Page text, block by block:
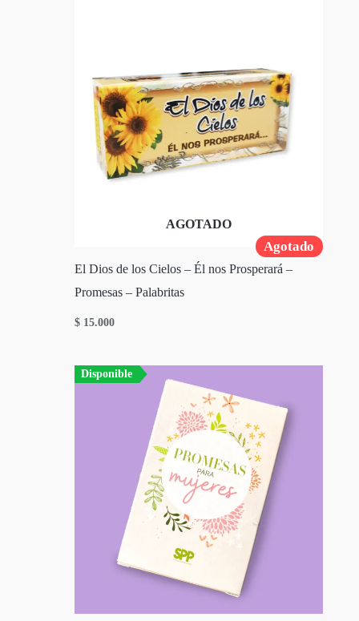
Agotado
AGOTADO
El Dios de los Cielos – Él nos Prosperará –
Promesas – Palabritas
$ 15.000
Disponible